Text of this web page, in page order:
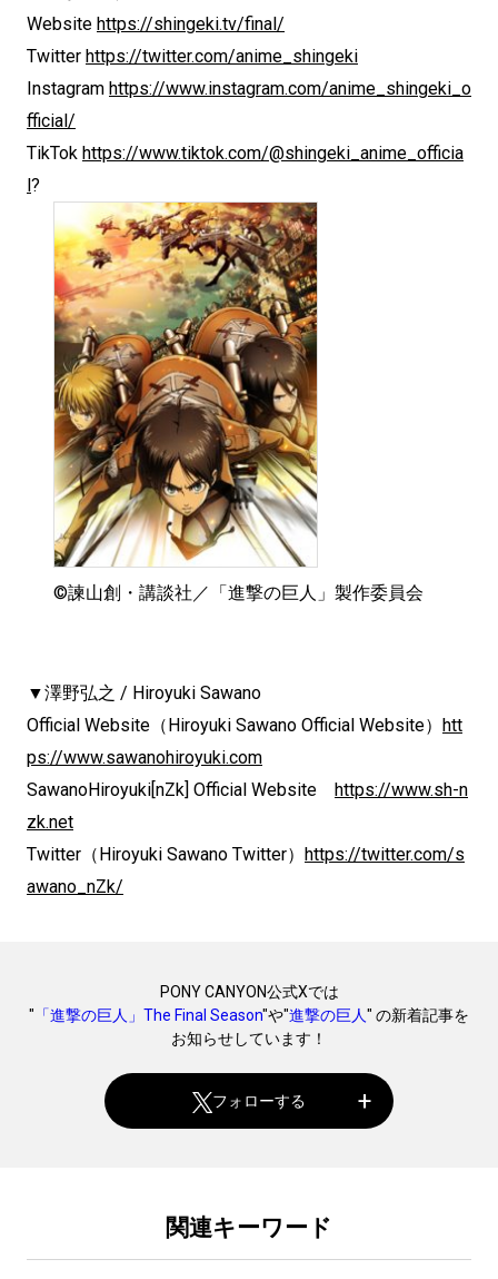
Website https://shingeki.tv/final/
Twitter https://twitter.com/anime_shingeki
Instagram https://www.instagram.com/anime_shingeki_o
fficial/
TikTok https://www.tiktok.com/@shingeki_anime_officia
l?
©諫山創・講談社／「進撃の巨人」製作委員会
▼澤野弘之 / Hiroyuki Sawano
Official Website（Hiroyuki Sawano Official Website）
htt
ps://www.sawanohiroyuki.com
SawanoHiroyuki[nZk] Official Website
https://www.sh-n
zk.net
Twitter（Hiroyuki Sawano Twitter）
https://twitter.com/s
awano_nZk/
PONY CANYON公式Xでは
" 「進撃の巨人」The Final Season"や"進撃の巨人" の新着記事を
お知らせしています！
フォローする
関連キーワード